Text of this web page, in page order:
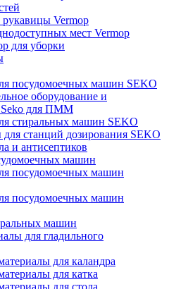
Vermop
мест Vermop
для уборки
посудомоечных машин SEKO
оборудование и
Seko для ПММ
стиральных машин SEKO
для станций дозирования SEKO
и антисептиков
машин
посудомоечных машин
посудомоечных машин
машин
для гладильного
для каландра
для катка
для стола